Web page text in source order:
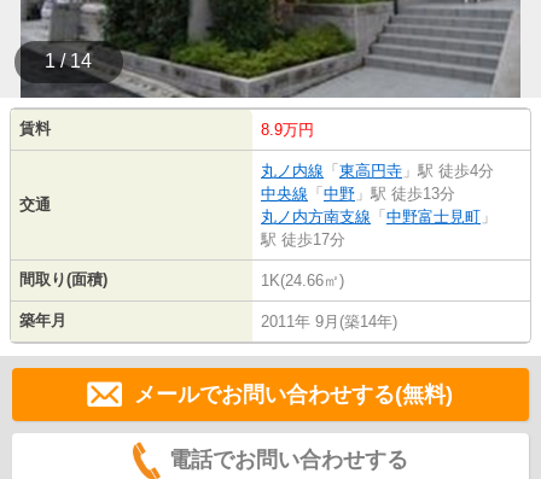
1 / 14
賃料 8.9万円
交通
丸ノ内線 「 東高円寺 」駅 徒歩4分
中央線 「 中野 」駅 徒歩13分
丸ノ内方南支線 「 中野富士見町 」
駅 徒歩17分
間取り(面積) 1K(24.66㎡)
築年月 2011年 9月(築14年)
メールでお問い合わせする(無料)
電話でお問い合わせする